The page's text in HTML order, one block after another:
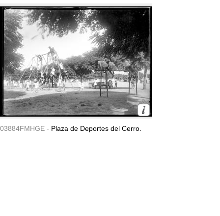
03884FMHGE - Plaza de Deportes del Cerro.